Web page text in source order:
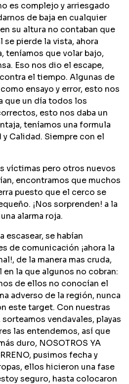
es complejo y arriesgado
de baja en cualquier
su altura no contaban que
se pierde la vista, ahora
teníamos que volar bajo,
Eso nos dio el escape,
el tiempo. Algunas de
ensayo y error, esto nos
que un día todos los
esto nos daba un
teníamos una formula
Calidad. Siempre con el
víctimas pero otros nuevos
encontramos que muchos
puesto que el cerco se
¡Nos sorprenden! a la
alarma roja.
escasear, se habían
de comunicación ¡ahora la
de la manera mas cruda,
en la que algunos no cobran:
de ellos no conocían el
adverso de la región, nunca
este target. Con nuestras
vendavales, playas
las entendemos, así que
duro, NOSOTROS YA
pusimos fecha y
ellos hicieron una fase
seguro, hasta colocaron